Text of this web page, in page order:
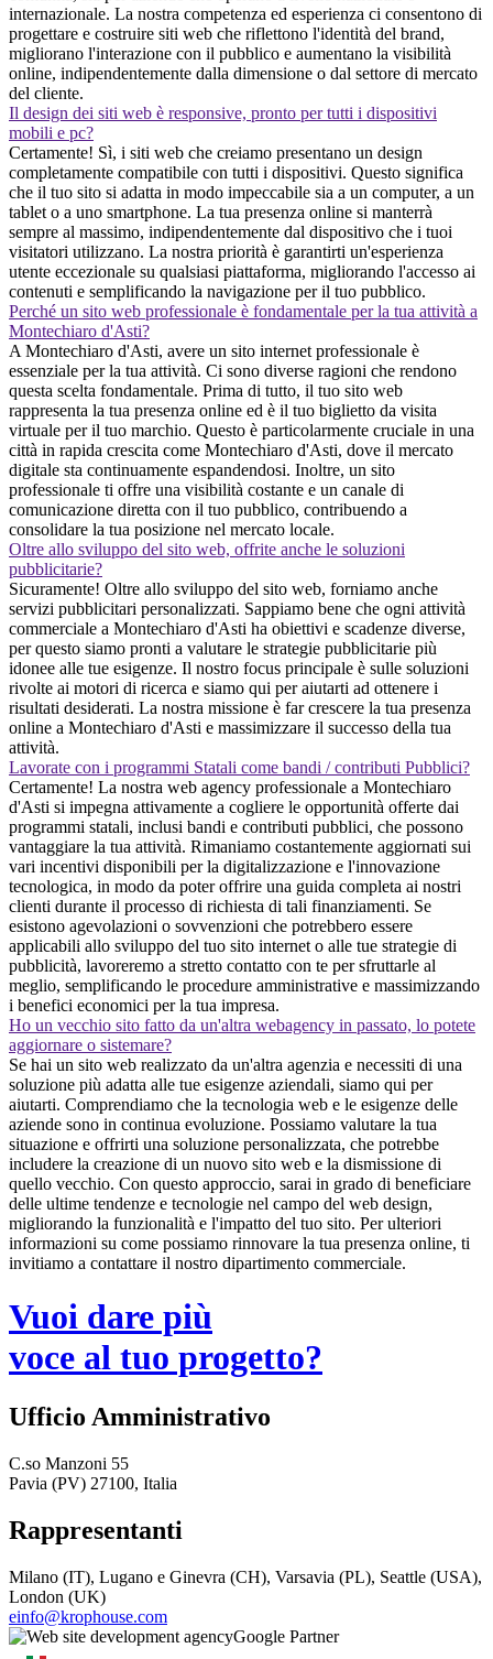
internazionale. La nostra competenza ed esperienza ci consentono di
progettare e costruire siti web che riflettono l'identità del brand,
migliorano l'interazione con il pubblico e aumentano la visibilità
online, indipendentemente dalla dimensione o dal settore di mercato
del cliente.
Il design dei siti web è responsive, pronto per tutti i dispositivi
mobili e pc?
Certamente! Sì, i siti web che creiamo presentano un design
completamente compatibile con tutti i dispositivi. Questo significa
che il tuo sito si adatta in modo impeccabile sia a un computer, a un
tablet o a uno smartphone. La tua presenza online si manterrà
sempre al massimo, indipendentemente dal dispositivo che i tuoi
visitatori utilizzano. La nostra priorità è garantirti un'esperienza
utente eccezionale su qualsiasi piattaforma, migliorando l'accesso ai
contenuti e semplificando la navigazione per il tuo pubblico.
Perché un sito web professionale è fondamentale per la tua attività a
Montechiaro d'Asti?
A Montechiaro d'Asti, avere un sito internet professionale è
essenziale per la tua attività. Ci sono diverse ragioni che rendono
questa scelta fondamentale. Prima di tutto, il tuo sito web
rappresenta la tua presenza online ed è il tuo biglietto da visita
virtuale per il tuo marchio. Questo è particolarmente cruciale in una
città in rapida crescita come Montechiaro d'Asti, dove il mercato
digitale sta continuamente espandendosi. Inoltre, un sito
professionale ti offre una visibilità costante e un canale di
comunicazione diretta con il tuo pubblico, contribuendo a
consolidare la tua posizione nel mercato locale.
Oltre allo sviluppo del sito web, offrite anche le soluzioni
pubblicitarie?
Sicuramente! Oltre allo sviluppo del sito web, forniamo anche
servizi pubblicitari personalizzati. Sappiamo bene che ogni attività
commerciale a Montechiaro d'Asti ha obiettivi e scadenze diverse,
per questo siamo pronti a valutare le strategie pubblicitarie più
idonee alle tue esigenze. Il nostro focus principale è sulle soluzioni
rivolte ai motori di ricerca e siamo qui per aiutarti ad ottenere i
risultati desiderati. La nostra missione è far crescere la tua presenza
online a Montechiaro d'Asti e massimizzare il successo della tua
attività.
Lavorate con i programmi Statali come bandi / contributi Pubblici?
Certamente! La nostra web agency professionale a Montechiaro
d'Asti si impegna attivamente a cogliere le opportunità offerte dai
programmi statali, inclusi bandi e contributi pubblici, che possono
vantaggiare la tua attività. Rimaniamo costantemente aggiornati sui
vari incentivi disponibili per la digitalizzazione e l'innovazione
tecnologica, in modo da poter offrire una guida completa ai nostri
clienti durante il processo di richiesta di tali finanziamenti. Se
esistono agevolazioni o sovvenzioni che potrebbero essere
applicabili allo sviluppo del tuo sito internet o alle tue strategie di
pubblicità, lavoreremo a stretto contatto con te per sfruttarle al
meglio, semplificando le procedure amministrative e massimizzando
i benefici economici per la tua impresa.
Ho un vecchio sito fatto da un'altra webagency in passato, lo potete
aggiornare o sistemare?
Se hai un sito web realizzato da un'altra agenzia e necessiti di una
soluzione più adatta alle tue esigenze aziendali, siamo qui per
aiutarti. Comprendiamo che la tecnologia web e le esigenze delle
aziende sono in continua evoluzione. Possiamo valutare la tua
situazione e offrirti una soluzione personalizzata, che potrebbe
includere la creazione di un nuovo sito web e la dismissione di
quello vecchio. Con questo approccio, sarai in grado di beneficiare
delle ultime tendenze e tecnologie nel campo del web design,
migliorando la funzionalità e l'impatto del tuo sito. Per ulteriori
informazioni su come possiamo rinnovare la tua presenza online, ti
invitiamo a contattare il nostro dipartimento commerciale.
Vuoi dare più
voce al tuo progetto?
Ufficio Amministrativo
C.so Manzoni 55
Pavia (PV) 27100, Italia
Rappresentanti
Milano (IT), Lugano e Ginevra (CH), Varsavia (PL), Seattle (USA),
London (UK)
einfo@krophouse.com